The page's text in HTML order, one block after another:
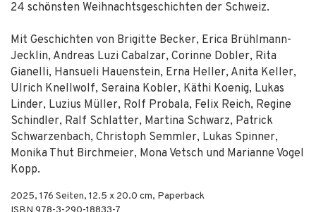
24 schönsten Weihnachtsgeschichten der Schweiz.
Mit Geschichten von Brigitte Becker, Erica Brühlmann-
Jecklin, Andreas Luzi Cabalzar, Corinne Dobler, Rita
Gianelli, Hansueli Hauenstein, Erna Heller, Anita Keller,
Ulrich Knellwolf, Seraina Kobler, Käthi Koenig, Lukas
Linder, Luzius Müller, Rolf Probala, Felix Reich, Regine
Schindler, Ralf Schlatter, Martina Schwarz, Patrick
Schwarzenbach, Christoph Semmler, Lukas Spinner,
Monika Thut Birchmeier, Mona Vetsch und Marianne Vogel
Kopp.
2025, 176 Seiten, 12.5 x 20.0 cm, Paperback